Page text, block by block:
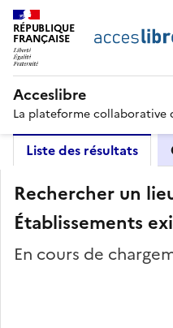
RÉPUBLIQUE
FRANÇAISE
Acceslibre
La plateforme collaborative
Liste des résultats
Rechercher un
Établissements
En cours de